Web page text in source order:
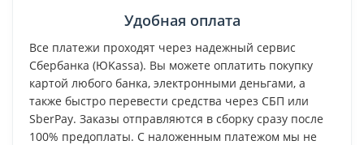
Удобная оплата
Все платежи проходят через надежный сервис
Сбербанка (ЮKassa). Вы можете оплатить покупку
картой любого банка, электронными деньгами, а
также быстро перевести средства через СБП или
SberPay. Заказы отправляются в сборку сразу после
100% предоплаты. С наложенным платежом мы не